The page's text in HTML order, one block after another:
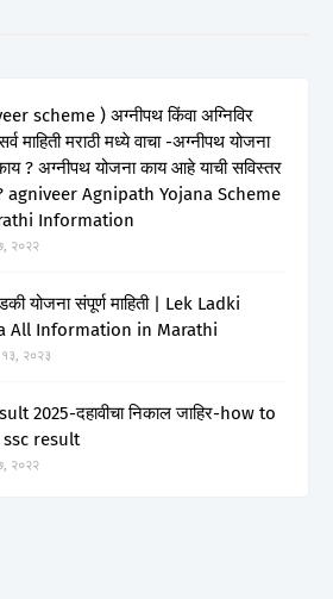
scheme ) अग्नीपथ किंवा अग्निविर
माहिती मराठी मध्ये वाचा -अग्नीपथ योजना
? अग्नीपथ योजना काय आहे याची सविस्तर
? agniveer Agnipath Yojana Scheme
Information
२०२२
योजना संपूर्ण माहिती | Lek Ladki
All Information in Marathi
१३, २०२३
2025-दहावीचा निकाल जाहिर-how to
ssc result
२०२२